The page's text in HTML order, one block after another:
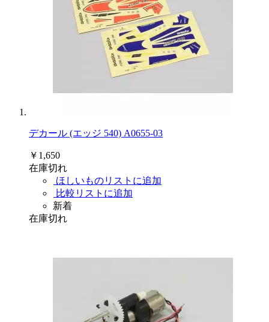
デカール (エッジ 540) A0655-03
￥1,650
在庫切れ
ほしいものリストに追加
比較リストに追加
新着
在庫切れ